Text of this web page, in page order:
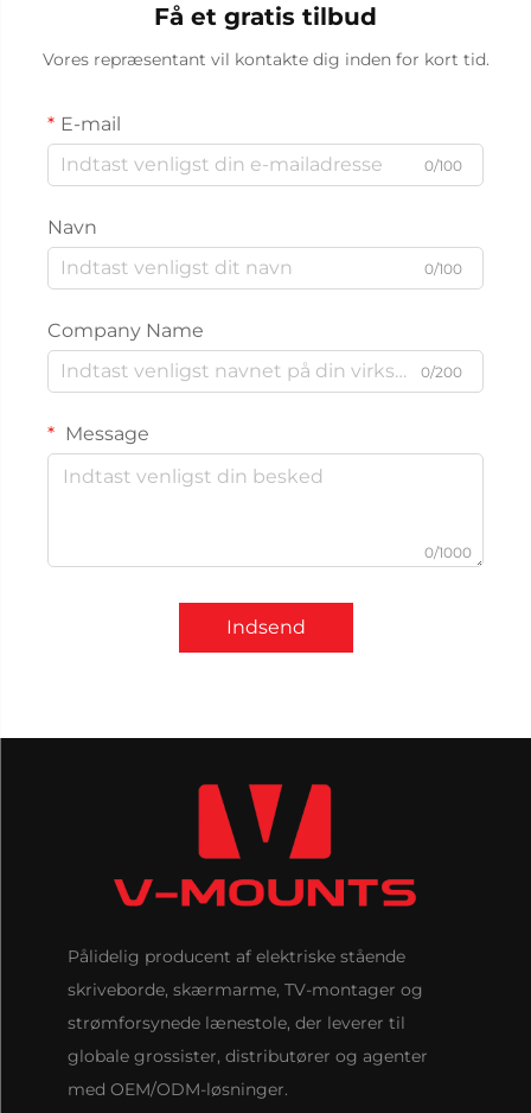
Få et gratis tilbud
Vores repræsentant vil kontakte dig inden for kort tid.
E-mail
0/100
Navn
0/100
Company Name
0/200
Message
0/1000
Indsend
Pålidelig producent af elektriske stående
skriveborde, skærmarme, TV-montager og
strømforsynede lænestole, der leverer til
globale grossister, distributører og agenter
med OEM/ODM-løsninger.